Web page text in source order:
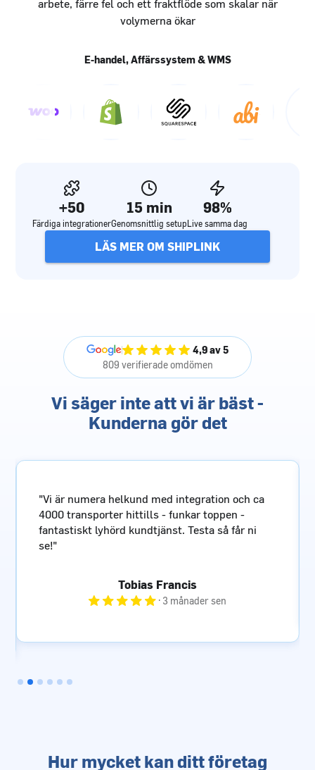
arbete, färre fel och ett fraktflöde som skalar när
volymerna ökar
E-handel, Affärssystem & WMS
+50
Färdiga integrationer
15 min
Genomsnittlig setup
98%
Live samma dag
LÄS MER OM SHIPLINK
4,9 av 5
809 verifierade omdömen
Vi säger inte att vi är bäst -
Kunderna gör det
"Pålitlig fraktpartner med enkel o snabb
bokningssida, kunnig personal och sist men
inte minst prisvärt!"
· 4 månader sen
Hur mycket kan ditt företag